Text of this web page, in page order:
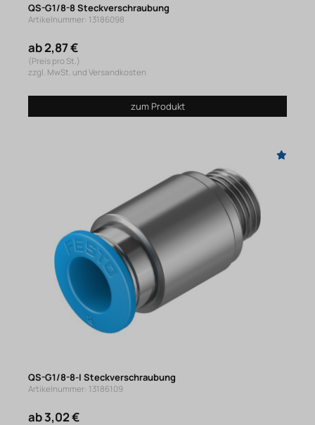
QS-G1/8-8 Steckverschraubung
Artikelnummer: 13186098
ab 2,87 €
(Preis pro St.)
zzgl. MwSt. und Versandkosten
zum Produkt
QS-G1/8-8-I Steckverschraubung
Artikelnummer: 13186109
ab 3,02 €